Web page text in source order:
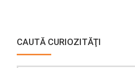
CAUTĂ CURIOZITĂŢI